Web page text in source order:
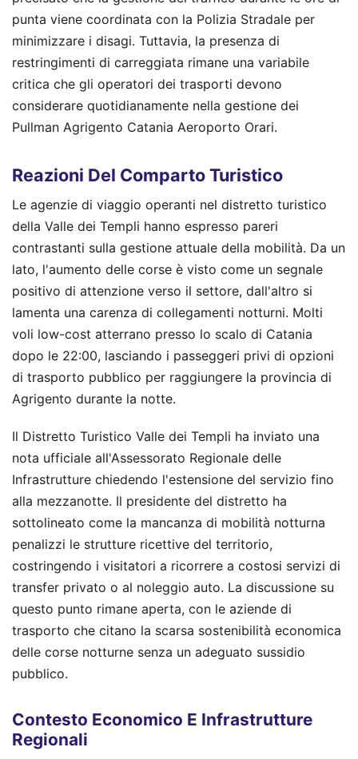
punta viene coordinata con la Polizia Stradale per
minimizzare i disagi. Tuttavia, la presenza di
restringimenti di carreggiata rimane una variabile
critica che gli operatori dei trasporti devono
considerare quotidianamente nella gestione dei
Pullman Agrigento Catania Aeroporto Orari.
Reazioni Del Comparto Turistico
Le agenzie di viaggio operanti nel distretto turistico
della Valle dei Templi hanno espresso pareri
contrastanti sulla gestione attuale della mobilità. Da un
lato, l'aumento delle corse è visto come un segnale
positivo di attenzione verso il settore, dall'altro si
lamenta una carenza di collegamenti notturni. Molti
voli low-cost atterrano presso lo scalo di Catania
dopo le 22:00, lasciando i passeggeri privi di opzioni
di trasporto pubblico per raggiungere la provincia di
Agrigento durante la notte.
Il Distretto Turistico Valle dei Templi ha inviato una
nota ufficiale all'Assessorato Regionale delle
Infrastrutture chiedendo l'estensione del servizio fino
alla mezzanotte. Il presidente del distretto ha
sottolineato come la mancanza di mobilità notturna
penalizzi le strutture ricettive del territorio,
costringendo i visitatori a ricorrere a costosi servizi di
transfer privato o al noleggio auto. La discussione su
questo punto rimane aperta, con le aziende di
trasporto che citano la scarsa sostenibilità economica
delle corse notturne senza un adeguato sussidio
pubblico.
Contesto Economico E Infrastrutture
Regionali